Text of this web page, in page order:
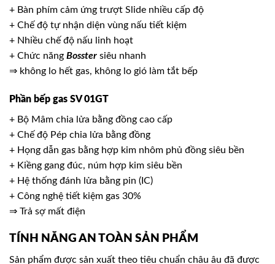
+ Bàn phím cảm ứng trượt Slide nhiều cấp độ
+ Chế độ tự nhận diện vùng nấu tiết kiệm
+ Nhiều chế độ nấu linh hoạt
+ Chức năng Bosster siêu nhanh
⇒ không lo hết gas, không lo gió làm tắt bếp
Phần bếp gas SV 01GT
+ Bộ Mâm chia lửa bằng đồng cao cấp
+ Chế độ Pép chia lửa bằng đồng
+ Họng dẫn gas bằng hợp kim nhôm phủ đồng siêu bền
+ Kiềng gang đúc, núm hợp kim siêu bền
+ Hệ thống đánh lửa bằng pin (IC)
+ Công nghệ tiết kiệm gas 30%
⇒ Trả sợ mất điện
TÍNH NĂNG AN TOÀN SẢN PHẨM
Sản phẩm được sản xuất theo tiêu chuẩn châu âu đã được